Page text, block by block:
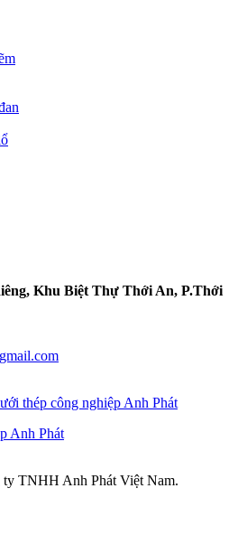
Khu Biệt Thự Thới An, P.Thới
thép công nghiệp Anh Phát
ty TNHH Anh Phát Việt Nam.